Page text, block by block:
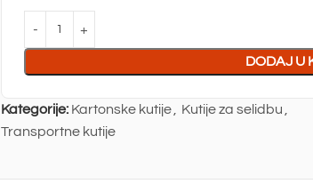
DODAJ U
Kategorije: Kartonske kutije Kutije za selidbu
Transportne kutije